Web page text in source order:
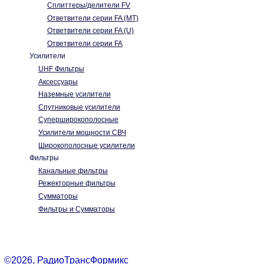
Cплиттеры/делители FV
Ответвители серии FA (MT)
Ответвители серии FA (U)
Ответвители серии FA
Усилители
UHF Фильтры
Аксессуары
Наземные усилители
Спутниковые усилители
Суперширокополосные
Усилители мощности СВЧ
Широкополосные усилители
Фильтры
Канальные фильтры
Режекторные фильтры
Сумматоры
Фильтры и Сумматоры
©2026, РадиоТрансФормикс